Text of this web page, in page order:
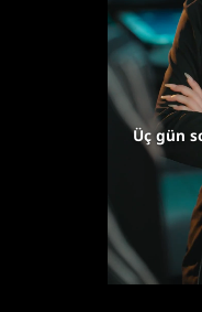
Üç gün